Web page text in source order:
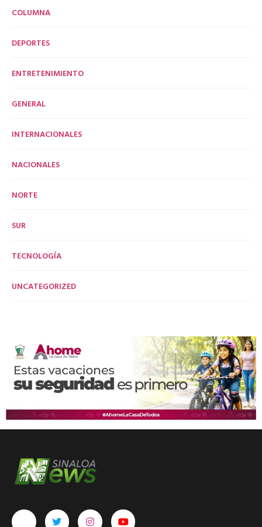
COLUMNA
DEPORTES
ENTRETENIMIENTO
GENERAL
INTERNACIONALES
NACIONALES
NORTE
SUR
TECNOLOGÍA
UNCATEGORIZED